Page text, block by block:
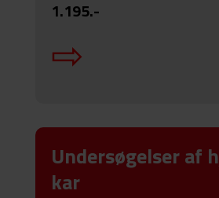
1.195.-
⇨
Undersøgelser af
kar